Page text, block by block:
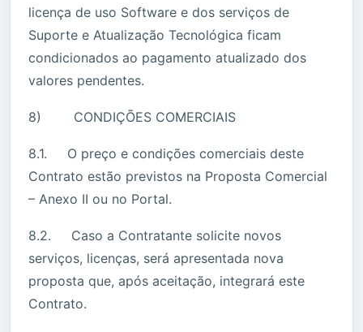
licença de uso Software e dos serviços de
Suporte e Atualização Tecnológica ficam
condicionados ao pagamento atualizado dos
valores pendentes.
8) CONDIÇÕES COMERCIAIS
8.1. O preço e condições comerciais deste
Contrato estão previstos na Proposta Comercial
– Anexo II ou no Portal.
8.2. Caso a Contratante solicite novos
serviços, licenças, será apresentada nova
proposta que, após aceitação, integrará este
Contrato.